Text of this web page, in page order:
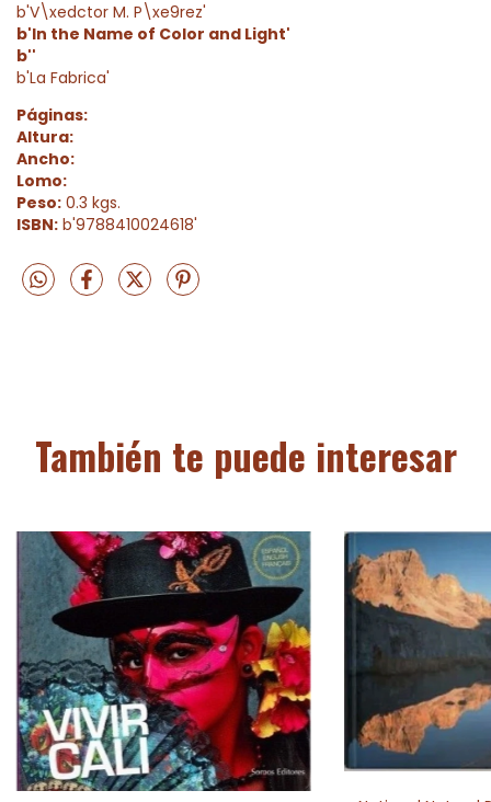
b'V\xedctor M. P\xe9rez'
b'In the Name of Color and Light'
b''
b'La Fabrica'
Páginas:
Altura:
Ancho:
Lomo:
Peso: 0.3 kgs.
ISBN: b'9788410024618'
También te puede interesar